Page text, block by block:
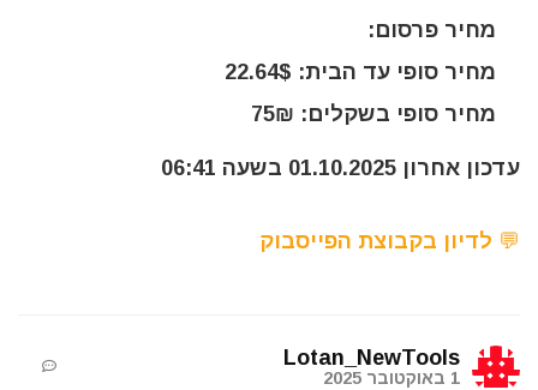
מחיר פרסום:
מחיר סופי עד הבית: 22.64$
מחיר סופי בשקלים: 75₪
עדכון אחרון 01.10.2025 בשעה 06:41
💬 לדיון בקבוצת הפייסבוק
Lotan_NewTools
1 באוקטובר 2025